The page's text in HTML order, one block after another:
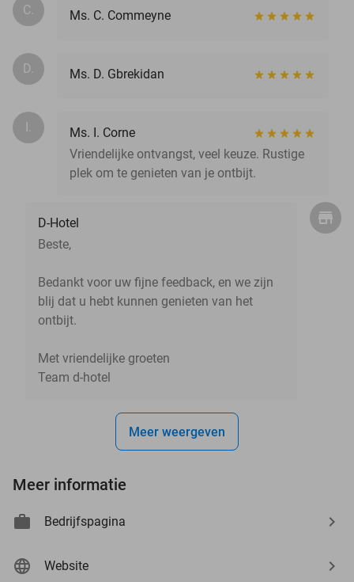
C. Ms. C. Commeyne
D. Ms. D. Gbrekidan
I.
Ms. I. Corne
Vriendelijke ontvangst, veel keuze. Rustige
plek om te genieten van je ontbijt.
D-Hotel
Beste,
Bedankt voor uw fijne feedback, en we zijn
blij dat u hebt kunnen genieten van het
ontbijt.
Met vriendelijke groeten
Team d-hotel
Meer weergeven
Meer informatie
Bedrijfspagina
Website